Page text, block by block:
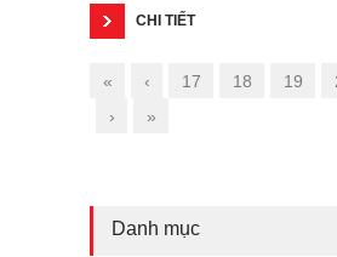
CHI TIẾT
« ‹ 17 18 19
›
»
Danh mục